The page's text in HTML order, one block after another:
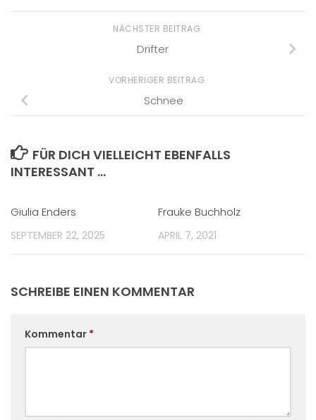
NÄCHSTER BEITRAG
Drifter
VORHERIGER BEITRAG
Schnee
FÜR DICH VIELLEICHT EBENFALLS
INTERESSANT …
Giulia Enders
SEPTEMBER 22, 2025
Frauke Buchholz
APRIL 7, 2021
SCHREIBE EINEN KOMMENTAR
Kommentar *